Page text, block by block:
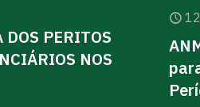
PERITOS
NOS